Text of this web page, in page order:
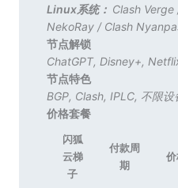
Linux系统： Clash Verge
NekoRay/ Clash
节点解锁
ChatGPT, Disney+,
节点特色
BGP, Clash, IPLC, 不限设
价格套餐
闪狐
云梯
子
付款周
期